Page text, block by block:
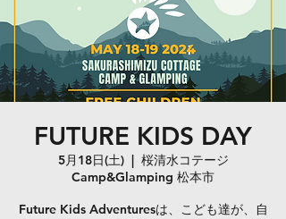
FUTURE KIDS DAY
5月18日(土)
  |
桜清水コテージ
Camp&Glamping 松本市
Future Kids Adventuresは、こども達が、自